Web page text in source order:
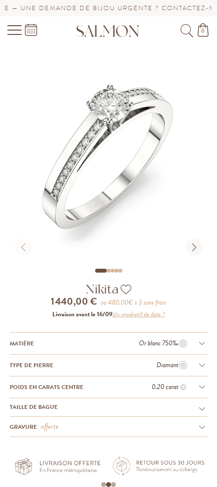
— UNE DEMANDE DE BIJOU URGENTE ? CONTACTEZ-
0
Nikita
1 440,00 € ou480.00€ x 3 sans frais
Livraison avant le 16/09Un impératif de date ?
MATIÈRE Or blanc 750‰
TYPE DE PIERRE Diamant
POIDS EN CARATS CENTRE 0.20 carat
TAILLE DE BAGUE
GRAVURE offerte